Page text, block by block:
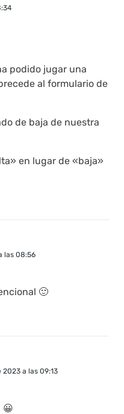
podido jugar una
al formulario de
de baja de nuestra
en lugar de «baja»
las 08:56
🙂
2023 a las 09:13
😀